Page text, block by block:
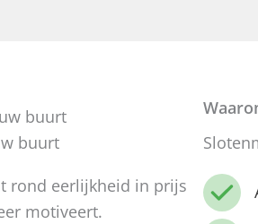
buurt
rond eerlijkheid in prijs
motiveert.